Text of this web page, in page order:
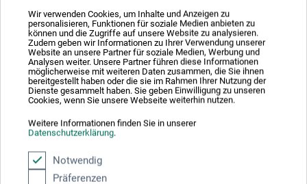
Wir verwenden Cookies, um Inhalte und Anzeigen zu
personalisieren, Funktionen für soziale Medien anbieten zu
können und die Zugriffe auf unsere Website zu analysieren.
Zudem geben wir Informationen zu Ihrer Verwendung unserer
Website an unsere Partner für soziale Medien, Werbung und
Analysen weiter. Unsere Partner führen diese Informationen
möglicherweise mit weiteren Daten zusammen, die Sie ihnen
bereitgestellt haben oder die sie im Rahmen Ihrer Nutzung der
Dienste gesammelt haben. Sie geben Einwilligung zu unseren
Cookies, wenn Sie unsere Webseite weiterhin nutzen.
Weitere Informationen finden Sie in unserer
Datenschutzerklärung.
Notwendig
Präferenzen
Hersteller-Kontakt
Hier finden Sie die Kontaktdaten des Herstellers zu
diesem Produkt.
boesner GmbH distribution + logistics
Liegnitzer Str. 17
58454 Witten
DEUTSCHLAND